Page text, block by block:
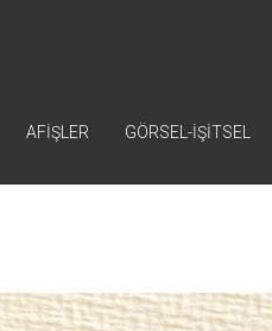
AFİŞLER GÖRSEL-İŞİTSEL